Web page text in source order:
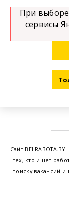
Сайт BELRABOTA.BY-
тех, кто ищет
поиску вакансий
При выборе
сервисы